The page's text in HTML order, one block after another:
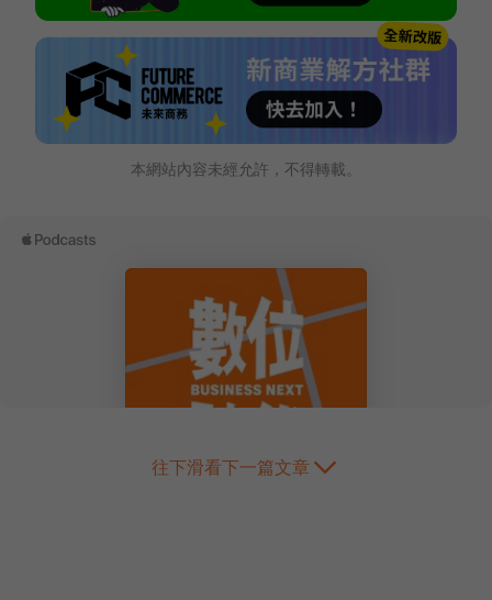
本網站內容未經允許，不得轉載。
往下滑看下一篇文章